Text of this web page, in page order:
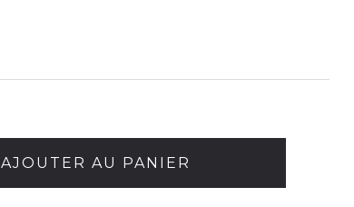
AJOUTER AU PANIER